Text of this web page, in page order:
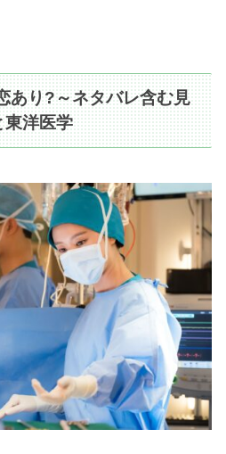
あり?～ネタバレ含む見
洋医学